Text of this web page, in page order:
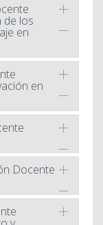
de los
en
en
Docente